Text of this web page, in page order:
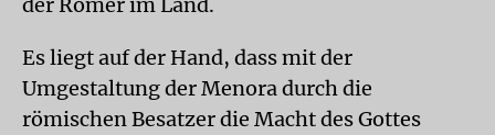
Es liegt auf der Hand, dass mit der
Umgestaltung der Menora durch die
römischen Besatzer die Macht des Gottes